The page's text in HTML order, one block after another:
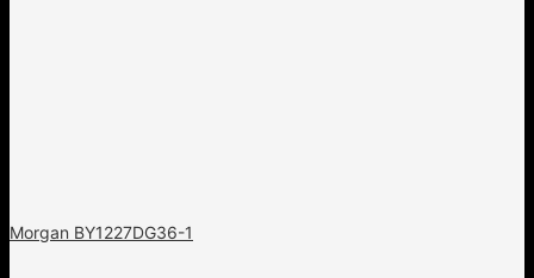
Morgan BY1227DG36-1